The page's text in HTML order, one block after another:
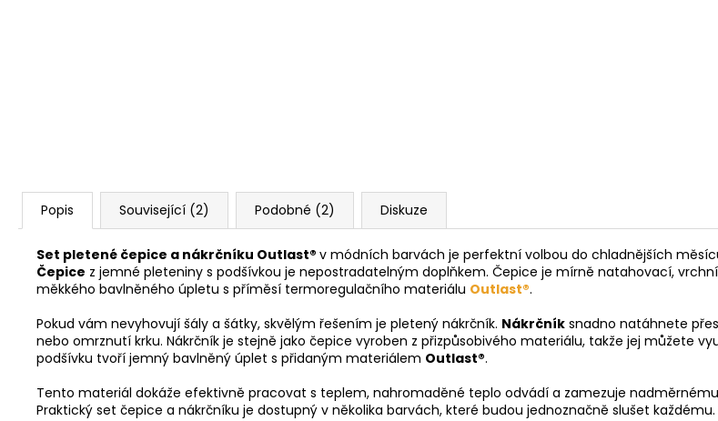
Popis Související (2) Podobné (2) Diskuze
Set pletené čepice a nákrčníku Outlast® v módních barvách je perfektní volbou do chladnějších
Čepice z jemné pleteniny s podšívkou je nepostradatelným doplňkem. Čepice je mírně natahovací,
měkkého bavlněného úpletu s příměsí termoregulačního materiálu Outlast®.
Pokud vám nevyhovují šály a šátky, skvělým řešením je pletený nákrčník. Nákrčník snadno natáhnete
nebo omrznutí krku. Nákrčník je stejně jako čepice vyroben z přizpůsobivého materiálu, takže jej můžete
podšívku tvoří jemný bavlněný úplet s přidaným materiálem Outlast®.
Tento materiál dokáže efektivně pracovat s teplem, nahromaděné teplo odvádí a zamezuje
Praktický set čepice a nákrčníku je dostupný v několika barvách, které budou jednoznačně slušet